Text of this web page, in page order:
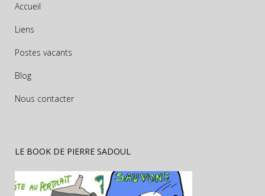
Accueil
Liens
Postes vacants
Blog
Nous contacter
LE BOOK DE PIERRE SADOUL